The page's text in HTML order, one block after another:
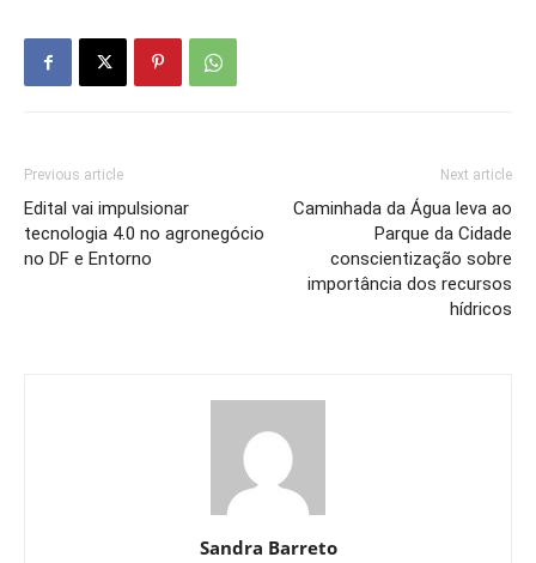
Previous article
Edital vai impulsionar
tecnologia 4.0 no agronegócio
no DF e Entorno
Next article
Caminhada da Água leva ao
Parque da Cidade
conscientização sobre
importância dos recursos
hídricos
Sandra Barreto